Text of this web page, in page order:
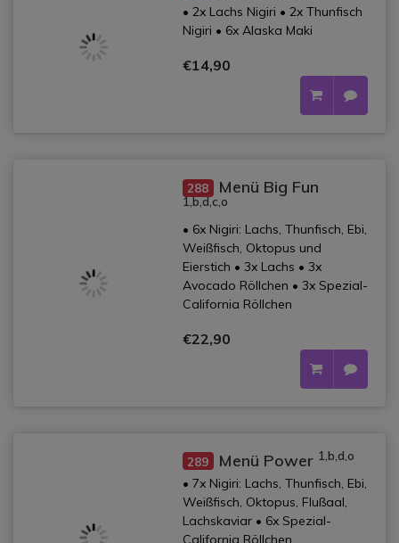
• 2x Lachs Nigiri • 2x Thunfisch
Nigiri • 6x Alaska Maki
€14,90
288 Menü Big Fun
1,b,d,c,o
• 6x Nigiri: Lachs, Thunfisch, Ebi,
Weißfisch, Oktopus und
Eierstich • 3x Lachs • 3x
Avocado Röllchen • 3x Spezial-
California Röllchen
€22,90
289 Menü Power 1,b,d,o
• 7x Nigiri: Lachs, Thunfisch, Ebi,
Weißfisch, Oktopus, Flußaal,
Lachskaviar • 6x Spezial-
California Röllchen